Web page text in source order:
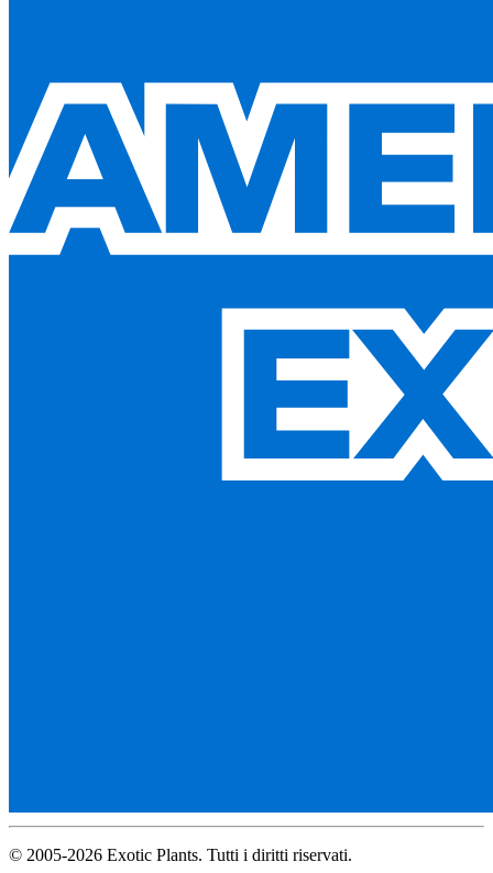
© 2005-2026 Exotic Plants. Tutti i diritti riservati.